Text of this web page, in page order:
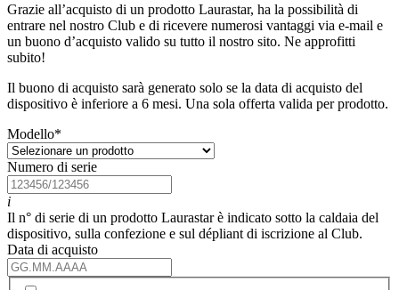
Grazie all’acquisto di un prodotto Laurastar, ha la possibilità di
entrare nel nostro Club e di ricevere numerosi vantaggi via e-mail e
un buono d’acquisto valido su tutto il nostro sito. Ne approfitti
subito!
Il buono di acquisto sarà generato solo se la data di acquisto del
dispositivo è inferiore a 6 mesi. Una sola offerta valida per prodotto.
Modello*
Numero di serie
i
Il n° di serie di un prodotto Laurastar è indicato sotto la caldaia del
dispositivo, sulla confezione e sul dépliant di iscrizione al Club.
Data di acquisto